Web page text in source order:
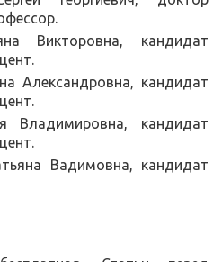
Викторовна, кандидат
Александровна, кандидат
Владимировна, кандидат
Вадимовна, кандидат